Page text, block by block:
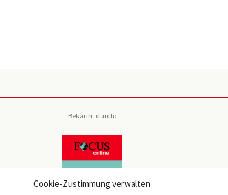
Cookie-Zustimmung verwalten
Bekannt durch: